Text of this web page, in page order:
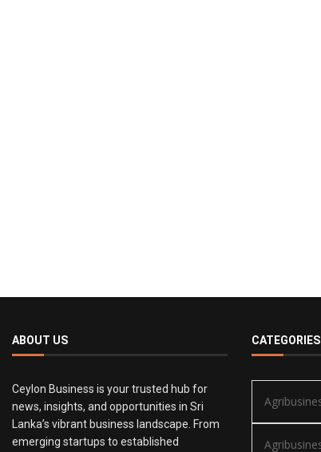
ABOUT US
Ceylon Business is your trusted hub for
news, insights, and opportunities in Sri
Lanka’s vibrant business landscape. From
emerging startups to established
CATEGORIES